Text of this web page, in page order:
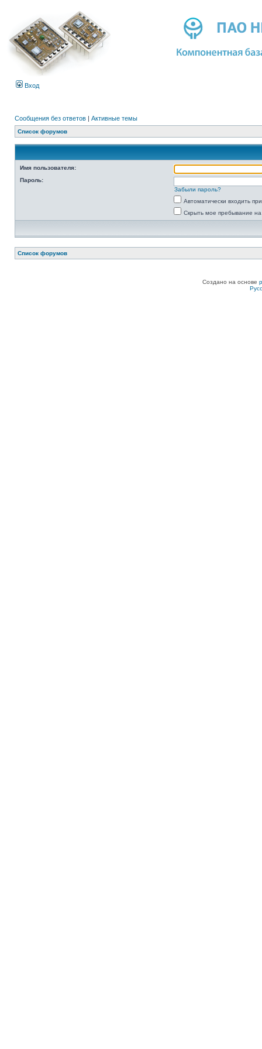
Вход
Сообщения без ответов | Активные темы
Список форумов
Имя пользователя:
Пароль:
Забыли пароль?
Автоматически входить
Скрыть мое пребывание
Список форумов
Создано на основе